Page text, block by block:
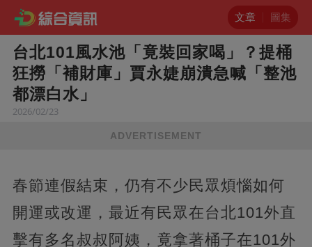
文章 圖集
台北101風水池「竟裝回家喝」？提桶
狂撈「補財庫」賈永婕崩潰急喊「整池
都漂白水」
2026/02/23
ADVERTISEMENT
春節連假結束，仍有不少民眾煩惱如何
開運或改運，最近有民眾在台北101外直
擊有多名叔叔阿姨，竟拿著桶子在101外